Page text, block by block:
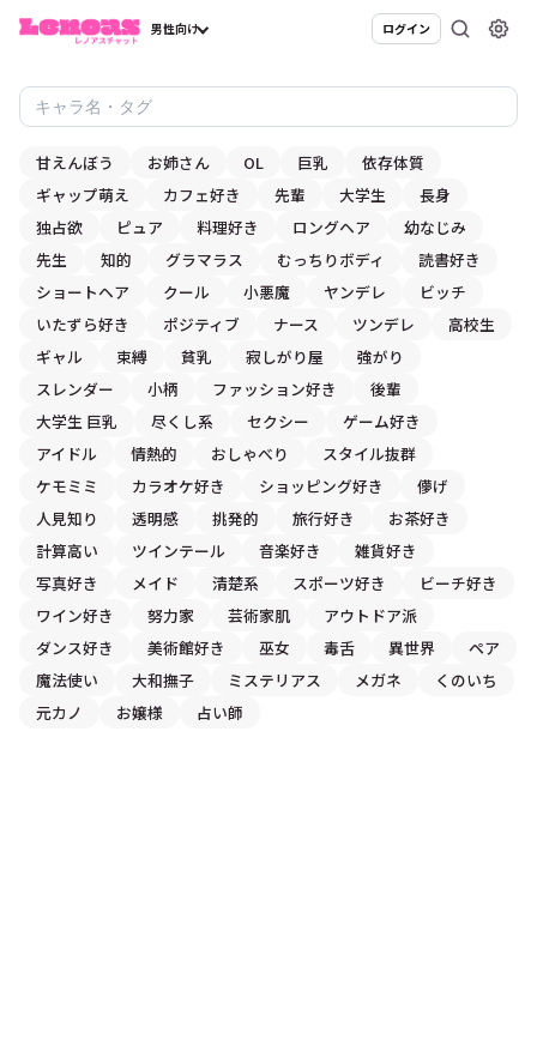
男性向け ログイン
甘えんぼう お姉さん OL 巨乳
依存体質
ギャップ萌え
カフェ好き 先輩 大学生
長身
独占欲
ピュア 料理好き ロングヘア
幼なじみ
先生
知的 グラマラス むっちりボディ
読書好き
ショートヘア
クール 小悪魔 ヤンデレ
ビッチ
いたずら好き
ポジティブ ナース ツンデレ
高校生
ギャル
束縛 貧乳 寂しがり屋
強がり
スレンダー
小柄 ファッション好き
後輩
大学生 巨乳
尽くし系 セクシー
ゲーム好き
アイドル
情熱的 おしゃべり
スタイル抜群
ケモミミ
カラオケ好き ショッピング好き
儚げ
人見知り
透明感 挑発的 旅行好き
お茶好き
計算高い
ツインテール 音楽好き
雑貨好き
写真好き
メイド 清楚系 スポーツ好き
ビーチ好き
ワイン好き
努力家 芸術家肌
アウトドア派
ダンス好き
美術館好き 巫女 毒舌 異世界
ペア
魔法使い
大和撫子 ミステリアス メガネ
くのいち
元カノ
お嬢様 占い師